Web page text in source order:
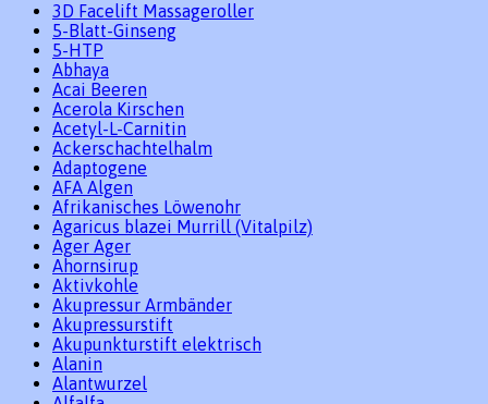
3D Facelift Massageroller
5-Blatt-Ginseng
5-HTP
Abhaya
Acai Beeren
Acerola Kirschen
Acetyl-L-Carnitin
Ackerschachtelhalm
Adaptogene
AFA Algen
Afrikanisches Löwenohr
Agaricus blazei Murrill (Vitalpilz)
Ager Ager
Ahornsirup
Aktivkohle
Akupressur Armbänder
Akupressurstift
Akupunkturstift elektrisch
Alanin
Alantwurzel